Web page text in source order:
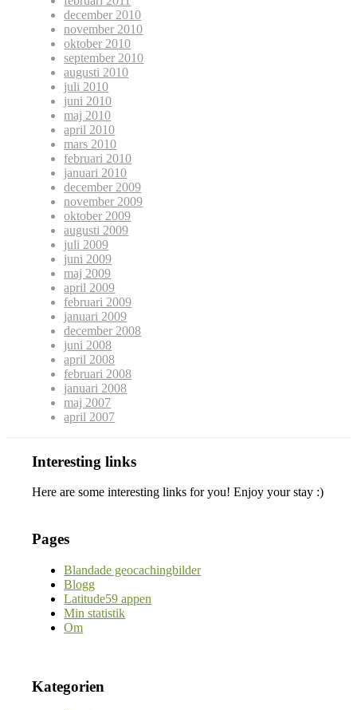
december 2010
november 2010
oktober 2010
september 2010
augusti 2010
juli 2010
juni 2010
maj 2010
april 2010
mars 2010
februari 2010
januari 2010
december 2009
november 2009
oktober 2009
augusti 2009
juli 2009
juni 2009
maj 2009
april 2009
februari 2009
januari 2009
december 2008
juni 2008
april 2008
februari 2008
januari 2008
maj 2007
april 2007
Interesting links
Here are some interesting links for you! Enjoy your stay :)
Pages
Blandade geocachingbilder
Blogg
Latitude59 appen
Min statistik
Om
Kategorien